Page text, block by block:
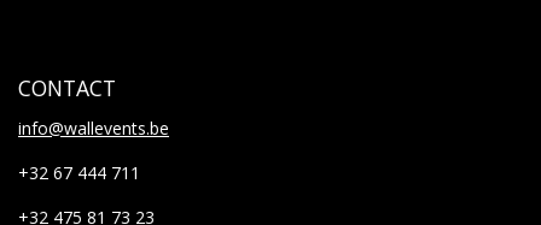
CONTACT
info@wallevents.be
+32 67 444 711
+32 475 81 73 23